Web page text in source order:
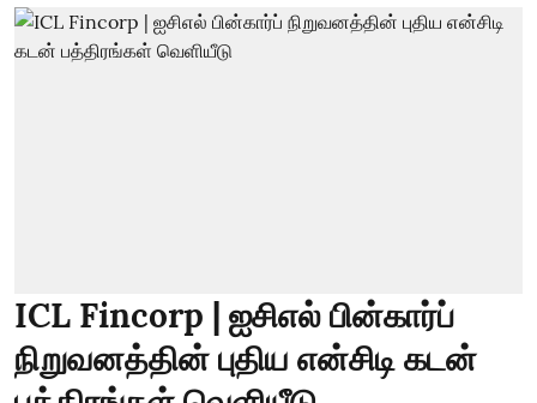
ICL Fincorp | ஐசிஎல் பின்கார்ப்
நிறுவனத்தின் புதிய என்சிடி கடன்